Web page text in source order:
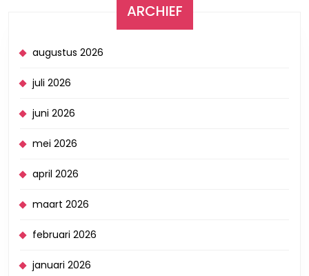
ARCHIEF
augustus 2026
juli 2026
juni 2026
mei 2026
april 2026
maart 2026
februari 2026
januari 2026